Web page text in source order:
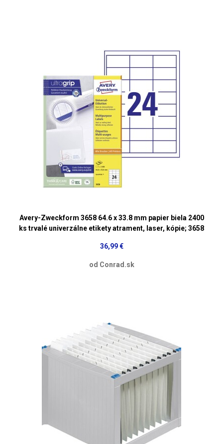
Avery-Zweckform 3658 64.6 x 33.8 mm papier biela 2400
ks trvalé univerzálne etikety atrament, laser, kópie; 3658
36,99 €
od Conrad.sk